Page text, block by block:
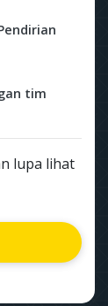
tim
lupa lihat